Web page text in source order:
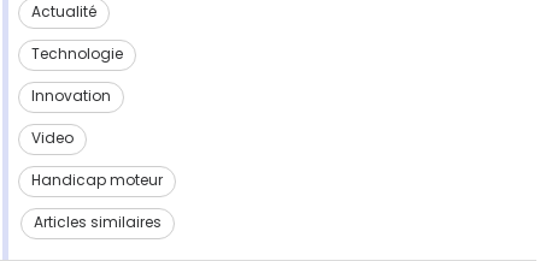
Actualité
Technologie
Innovation
Video
Handicap moteur
Articles similaires